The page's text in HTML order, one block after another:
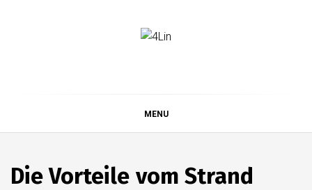
MENU
Die Vorteile vom Strand